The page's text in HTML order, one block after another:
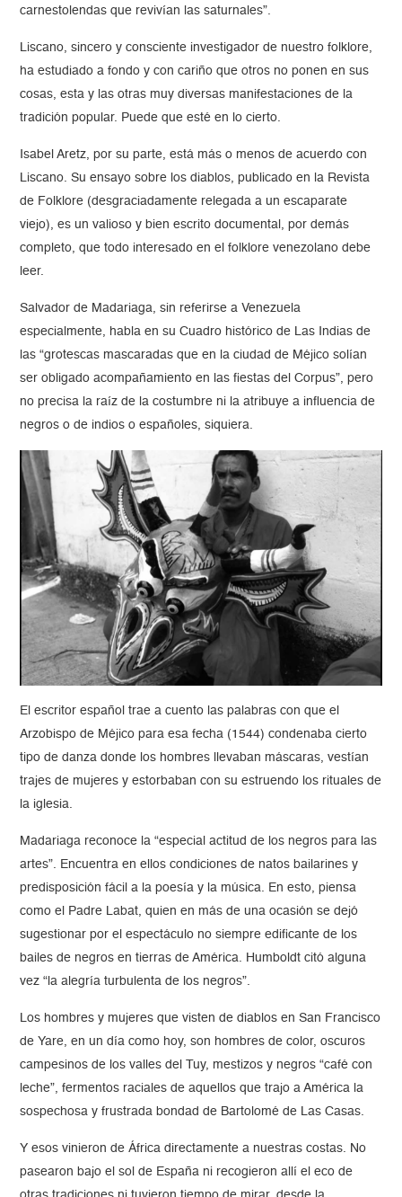
carnestolendas que revivían las saturnales”.
Liscano, sincero y consciente investigador de nuestro folklore,
ha estudiado a fondo y con cariño que otros no ponen en sus
cosas, esta y las otras muy diversas manifestaciones de la
tradición popular. Puede que esté en lo cierto.
Isabel Aretz, por su parte, está más o menos de acuerdo con
Liscano. Su ensayo sobre los diablos, publicado en la Revista
de Folklore (desgraciadamente relegada a un escaparate
viejo), es un valioso y bien escrito documental, por demás
completo, que todo interesado en el folklore venezolano debe
leer.
Salvador de Madariaga, sin referirse a Venezuela
especialmente, habla en su Cuadro histórico de Las Indias de
las “grotescas mascaradas que en la ciudad de Méjico solían
ser obligado acompañamiento en las fiestas del Corpus”, pero
no precisa la raíz de la costumbre ni la atribuye a influencia de
negros o de indios o españoles, siquiera.
El escritor español trae a cuento las palabras con que el
Arzobispo de Méjico para esa fecha (1544) condenaba cierto
tipo de danza donde los hombres llevaban máscaras, vestían
trajes de mujeres y estorbaban con su estruendo los rituales de
la iglesia.
Madariaga reconoce la “especial actitud de los negros para las
artes”. Encuentra en ellos condiciones de natos bailarines y
predisposición fácil a la poesía y la música. En esto, piensa
como el Padre Labat, quien en más de una ocasión se dejó
sugestionar por el espectáculo no siempre edificante de los
bailes de negros en tierras de América. Humboldt citó alguna
vez “la alegría turbulenta de los negros”.
Los hombres y mujeres que visten de diablos en San Francisco
de Yare, en un día como hoy, son hombres de color, oscuros
campesinos de los valles del Tuy, mestizos y negros “café con
leche”, fermentos raciales de aquellos que trajo a América la
sospechosa y frustrada bondad de Bartolomé de Las Casas.
Y esos vinieron de África directamente a nuestras costas. No
pasearon bajo el sol de España ni recogieron allí el eco de